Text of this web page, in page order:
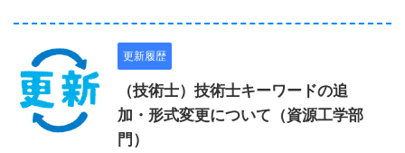
更新履歴
（技術士）技術士キーワードの追
加・形式変更について（資源工学部
門）